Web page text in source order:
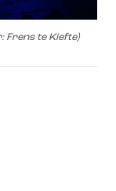
Frens te Kiefte)